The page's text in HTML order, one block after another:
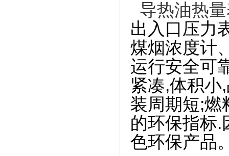
导热油热
出入口压力
煤烟浓度计
运行安全可
紧凑,体积小
装周期短;燃
的环保指标.
色环保产品